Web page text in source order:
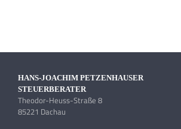
HANS-JOACHIM PETZENHAUSER
STEUERBERATER
Theodor-Heuss-Straße 8
85221 Dachau